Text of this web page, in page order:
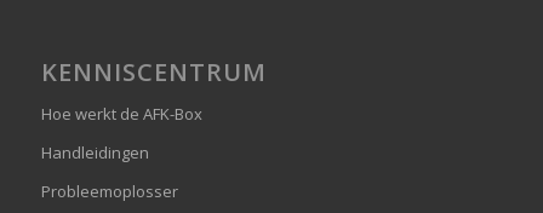
KENNISCENTRUM
Hoe werkt de AFK-Box
Handleidingen
Probleemoplosser